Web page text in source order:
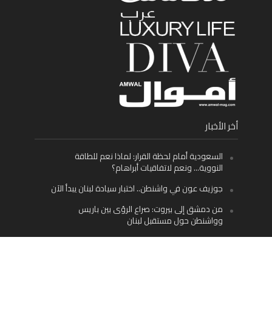
أخر الأخبار
السعودية أمام لحظة القرار: لماذا نعم للطاقة
النووية… ونعم لاتفاقيات أبراهام؟
جوزيف عون في واشنطن.. اختبار سيادة لبنان يبدأ الآن
من دمشق إلى بيروت: صراع الرؤى بين باريس
وواشنطن حول مستقبل لبنان
اليسار اللبناني «اليقظ» وسيادة الدولة: لماذا يُعدّ نزع